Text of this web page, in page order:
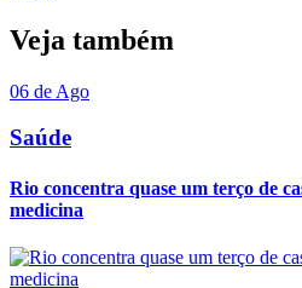
Veja também
06 de Ago
Saúde
Rio concentra quase um terço de
medicina